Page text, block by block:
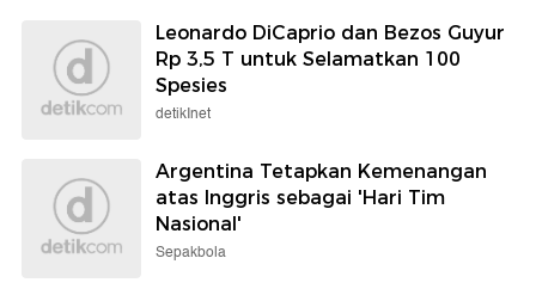
Leonardo DiCaprio dan Bezos Guyur
Rp 3,5 T untuk Selamatkan 100
Spesies
detikInet
Argentina Tetapkan Kemenangan
atas Inggris sebagai 'Hari Tim
Nasional'
Sepakbola